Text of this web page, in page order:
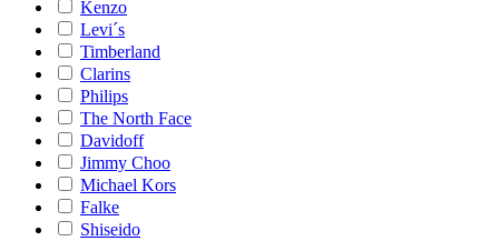
Kenzo
Levi´s
Timberland
Clarins
Philips
The North Face
Davidoff
Jimmy Choo
Michael Kors
Falke
Shiseido